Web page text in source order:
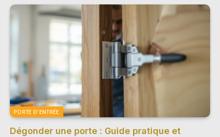
PORTE D'ENTRÉE
Dégonder une porte : Guide pratique et